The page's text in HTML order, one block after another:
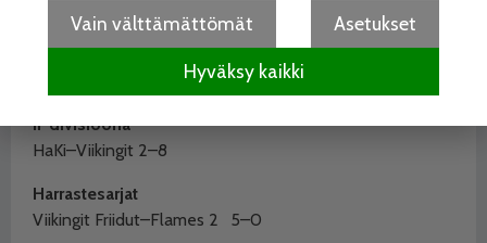
Viikingit Akatemia–Jäähonka
Joukkue IF–Viikingit Akatemia 3–6
II-divisioona
HaKi–Viikingit 2–8
Harrastesarjat
Viikingit Friidut–Flames 2
5–0
Vain välttämättömät Asetukset
Hyväksy kaikki